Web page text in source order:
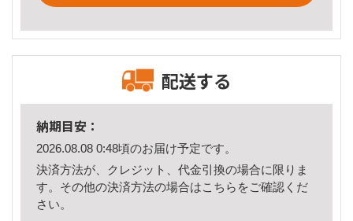
配送する
納期目安：
2026.08.08 0:48頃のお届け予定です。
決済方法が、クレジット、代金引換の場合に限りま
す。その他の決済方法の場合はこちら をご確認くだ
さい。